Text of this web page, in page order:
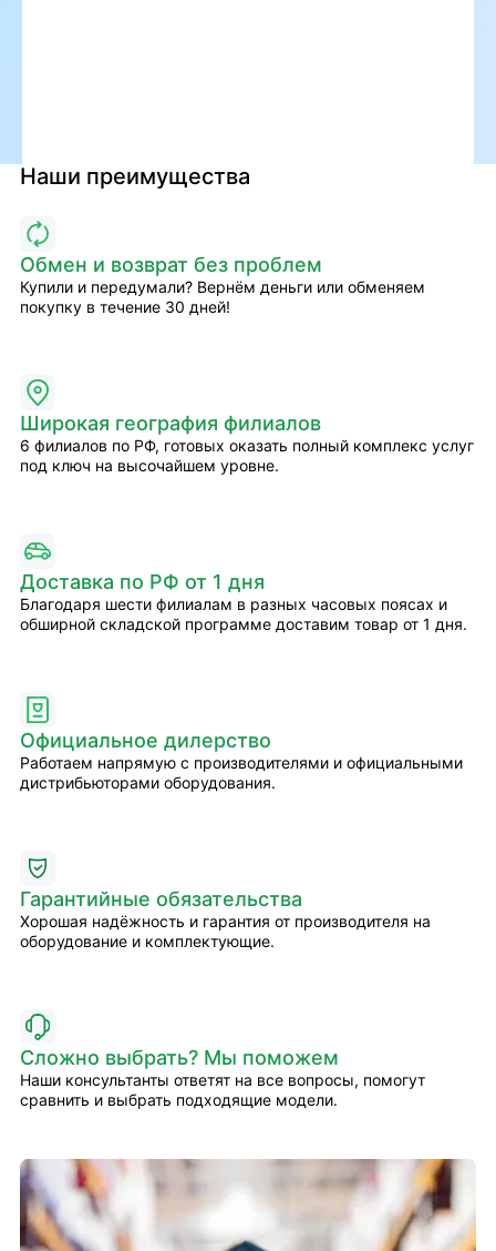
Наши преимущества
Обмен и возврат без проблем
Купили и передумали? Вернём деньги или обменяем
покупку в течение 30 дней!
Широкая география филиалов
6 филиалов по РФ, готовых оказать полный комплекс услуг
под ключ на высочайшем уровне.
Доставка по РФ от 1 дня
Благодаря шести филиалам в разных часовых поясах и
обширной складской программе доставим товар от 1 дня.
Официальное дилерство
Работаем напрямую с производителями и официальными
дистрибьюторами оборудования.
Гарантийные обязательства
Хорошая надёжность и гарантия от производителя на
оборудование и комплектующие.
Сложно выбрать? Мы поможем
Наши консультанты ответят на все вопросы, помогут
сравнить и выбрать подходящие модели.